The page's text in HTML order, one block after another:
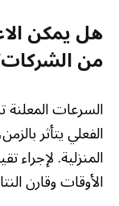
هل يمكن
من
السرعات المعلنة
الفعلي يتأثر
المنزلية.
الأوقات وقارن